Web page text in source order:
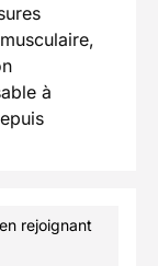
à
en rejoignant